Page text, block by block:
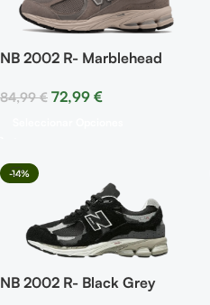
NB 2002 R- Marblehead
84,99€ 72,99 €
-14%
NB 2002 R- Black Grey